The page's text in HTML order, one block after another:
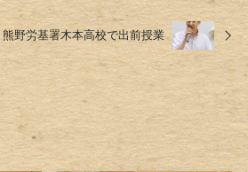
野労基署木本高校で出前授業